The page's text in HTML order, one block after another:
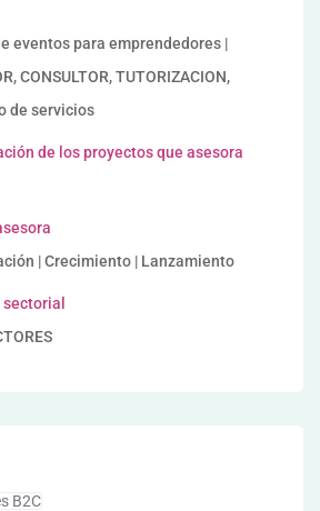
eventos para emprendedores |
CONSULTOR, TUTORIZACION,
de servicios
de los proyectos que asesora
| Crecimiento | Lanzamiento
B2C